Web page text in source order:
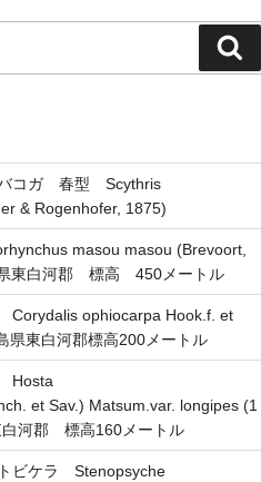
索
バコガ 春型 Scythris
& Rogenhofer, 1875)
masou masou (Brevoort,
東白河郡 標高 450メートル
Corydalis ophiocarpa Hook.f. et
県東白河郡標高200メートル
Hosta
et Sav.) Matsum.var. longipes (1
白河郡 標高160メートル
ビケラ Stenopsyche